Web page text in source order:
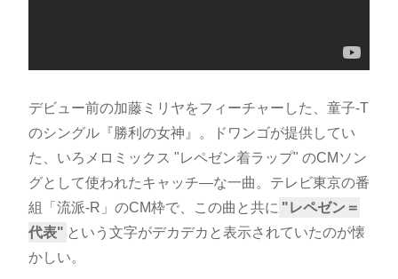
デビュー前の加藤ミリヤをフィーチャーした、童子-T
のシングル『勝利の女神』。ドワンゴが提供してい
た、いろメロミックス "レペゼン着ラップ" のCMソン
グとして使われたキャッチ―な一曲。テレビ東京の番
組「流派-R」のCM枠で、この曲と共に
レペゼン＝
代表
という文字がデカデカと表示されていたのが懐
かしい。